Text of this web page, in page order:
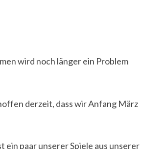
wird noch länger ein Problem
derzeit, dass wir Anfang März
ein paar unserer Spiele aus unserer